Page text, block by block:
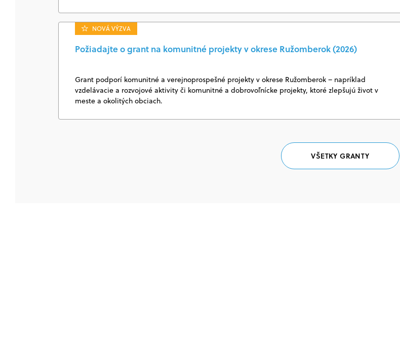
NOVÁ VÝZVA
Požiadajte o grant na komunitné projekty v okrese Ružomberok (2026)
Grant podporí komunitné a verejnoprospešné projekty v okrese Ružomberok – napríklad
vzdelávacie a rozvojové aktivity či komunitné a dobrovoľnícke projekty, ktoré zlepšujú život v
meste a okolitých obciach.
VŠETKY GRANTY